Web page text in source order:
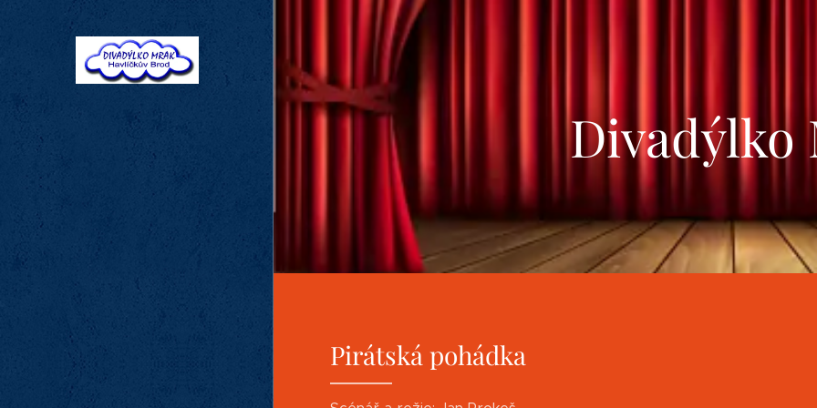
Divadýlko
Pirátská pohádka